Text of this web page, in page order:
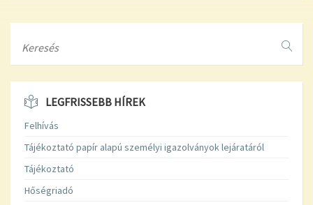
LEGFRISSEBB HÍREK
Felhívás
Tájékoztató papír alapú személyi igazolványok lejáratáról
Tájékoztató
Hőségriadó